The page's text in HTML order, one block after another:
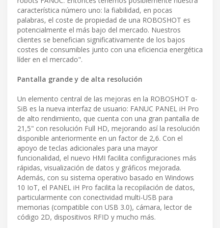
característica número uno: la fiabilidad, en pocas
palabras, el coste de propiedad de una ROBOSHOT es
potencialmente el más bajo del mercado. Nuestros
clientes se benefician significativamente de los bajos
costes de consumibles junto con una eficiencia energética
líder en el mercado".
Pantalla grande y de alta resolución
Un elemento central de las mejoras en la ROBOSHOT α-
SiB es la nueva interfaz de usuario: FANUC PANEL iH Pro
de alto rendimiento, que cuenta con una gran pantalla de
21,5" con resolución Full HD, mejorando así la resolución
disponible anteriormente en un factor de 2,6. Con el
apoyo de teclas adicionales para una mayor
funcionalidad, el nuevo HMI facilita configuraciones más
rápidas, visualización de datos y gráficos mejorada.
Además, con su sistema operativo basado en Windows
10 IoT, el PANEL iH Pro facilita la recopilación de datos,
particularmente con conectividad multi-USB para
memorias (compatible con USB 3.0), cámara, lector de
código 2D, dispositivos RFID y mucho más.